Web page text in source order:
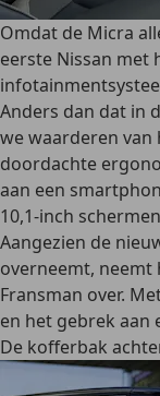
Omdat de Micra
eerste Nissan met
Anders dan dat in
we waarderen van
doordachte
aan een
10,1-inch
Aangezien de
overneemt, neemt
Fransman over.
en het gebrek aan
De kofferbak